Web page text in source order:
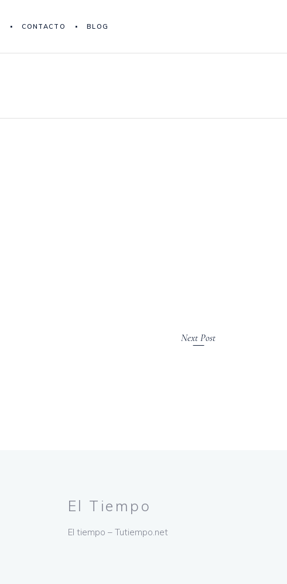
CONTACTO BLOG
Next Post
El Tiempo
El tiempo – Tutiempo.net